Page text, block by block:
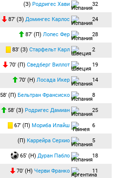
(З) Родригес Хави 32
87′ (З) Домингес Карлос 24
87′ (П) Лопес Фер 28
83′ (З) Старфельт Карл 2
70′ (П) Сведберг Виллот 19
70′ (Н) Лосада Икер 14
58′ (П) Бельтран Франсиско 8
58′ (З) Родригес Дамиан 25
67′ (П) Мориба Илайш 6
(П) Каррейра Серхио 5
65′ (Н) Дуран Пабло 18
70′ (Н) Черви Франко 11